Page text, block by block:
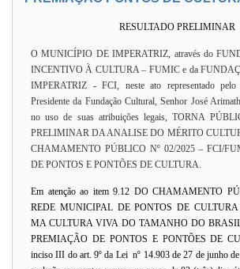
RESULTADO PRELIMINAR
O MUNICÍPIO DE IMPERATRIZ, através do
INCENTIVO À CULTURA – FUMIC e da
IMPERATRIZ - FCI, neste ato representado
Presidente da Fundação Cultural, Senhor José
no uso de suas atribuições legais, TORNA
PRELIMINAR DA ANALISE DO MÉRITO
CHAMAMENTO PÚBLICO Nº 02/2025 – FCI/
DE PONTOS E PONTÕES DE CULTURA.
Em atenção ao item 9.12 DO CHAMAMENTO
REDE MUNICIPAL DE PONTOS DE
MA CULTURA VIVA DO TAMANHO DO
PREMIAÇÃO DE PONTOS E PONTÕES DE
inciso III do art. 9º da Lei nº 14.903 de 27 de junho